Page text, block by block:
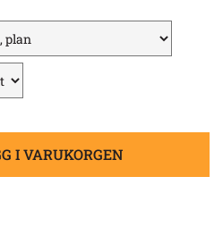
I VARUKORGEN